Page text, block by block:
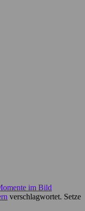
im Bild
verschlagwortet. Setze